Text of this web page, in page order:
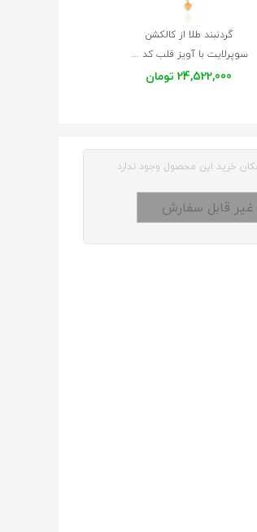
گردنبند طلا از کالکشن
سوپرلایت با آویز قلب کد CN693
24,522,000 تومان
خرید این محصول وجود ندارد
غیر قابل سفارش